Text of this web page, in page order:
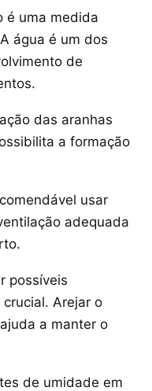
é uma medida
água é um dos
de
das aranhas
a formação
usar
adequada
possíveis
Arejar o
a manter o
de umidade em